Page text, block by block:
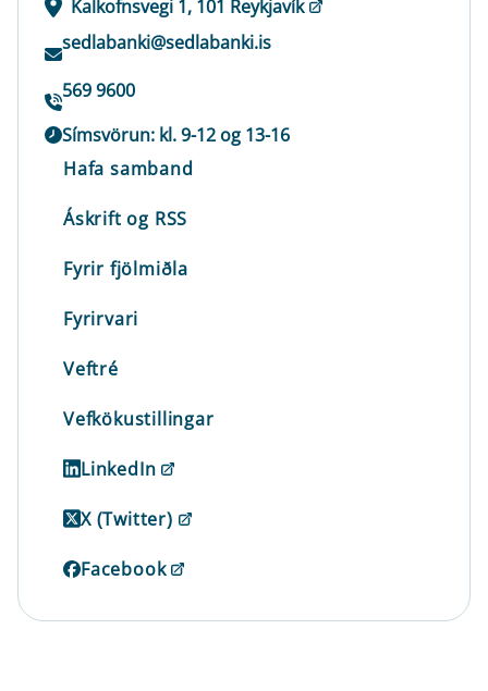
Kalkofnsvegi 1, 101 Reykjavík
sedlabanki@sedlabanki.is
569 9600
Símsvörun: kl. 9-12 og 13-16
Hafa samband
Áskrift og RSS
Fyrir fjölmiðla
Fyrirvari
Veftré
Vefkökustillingar
LinkedIn
X (Twitter)
Facebook